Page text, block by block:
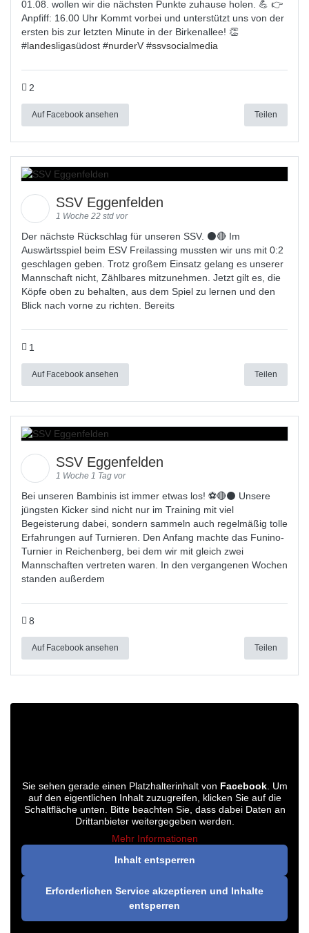
01.08. wollen wir die nächsten Punkte zuhause holen. 💪 👉
Anpfiff: 16.00 Uhr Kommt vorbei und unterstützt uns von der
ersten bis zur letzten Minute in der Birkenallee! 👏
#landesligasüdost #nurderV #ssvsocialmedia
2
Auf Facebook ansehen Teilen
SSV Eggenfelden
1 Woche 22 std vor
Der nächste Rückschlag für unseren SSV. ⚫🔴 Im
Auswärtsspiel beim ESV Freilassing mussten wir uns mit 0:2
geschlagen geben. Trotz großem Einsatz gelang es unserer
Mannschaft nicht, Zählbares mitzunehmen. Jetzt gilt es, die
Köpfe oben zu behalten, aus dem Spiel zu lernen und den
Blick nach vorne zu richten. Bereits
1
Auf Facebook ansehen Teilen
SSV Eggenfelden
1 Woche 1 Tag vor
Bei unseren Bambinis ist immer etwas los! ⚽️🔴⚫ Unsere
jüngsten Kicker sind nicht nur im Training mit viel
Begeisterung dabei, sondern sammeln auch regelmäßig tolle
Erfahrungen auf Turnieren. Den Anfang machte das Funino-
Turnier in Reichenberg, bei dem wir mit gleich zwei
Mannschaften vertreten waren. In den vergangenen Wochen
standen außerdem
8
Auf Facebook ansehen Teilen
Sie sehen gerade einen Platzhalterinhalt von Facebook. Um
auf den eigentlichen Inhalt zuzugreifen, klicken Sie auf die
Schaltfläche unten. Bitte beachten Sie, dass dabei Daten an
Drittanbieter weitergegeben werden.
Mehr Informationen
Inhalt entsperren
Erforderlichen Service akzeptieren und Inhalte
entsperren